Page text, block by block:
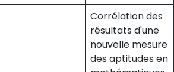
Corrélation des
résultats d'une
nouvelle mesure
des aptitudes en